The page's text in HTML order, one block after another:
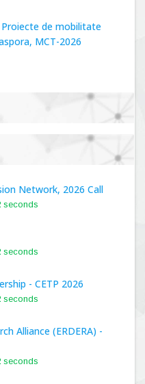
Proiecte de mobilitate
MCT-2026
de Cercetare de
Schimbare, PPS2024
Network, 2026 Call
seconds
seconds
- CETP 2026
seconds
Alliance (ERDERA) -
seconds